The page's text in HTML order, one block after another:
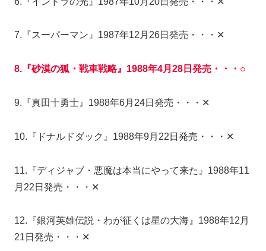
7.『スーパーマン』1987年12月26日発売・・・✕
8.『砂漠の狐・戦車戦略』1988年4月28日発売・・・○
9.『真田十勇士』1988年6月24日発売・・・✕
10.『ドナルドダック』1988年9月22日発売・・・✕
11.『ディジャブ・悪魔は本当にやって来た』1988年11
月22日発売・・・✕
12.『銀河英雄伝説・わが征くは星の大海』1988年12月
21日発売・・・✕